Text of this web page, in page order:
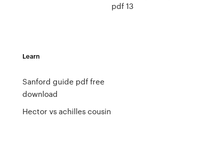
pdf 13
Learn
Sanford guide pdf free
download
Hector vs achilles cousin